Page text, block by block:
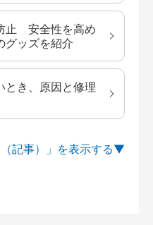
止 安全性を高め
グッズを紹介
とき、原因と修理
記事）」を